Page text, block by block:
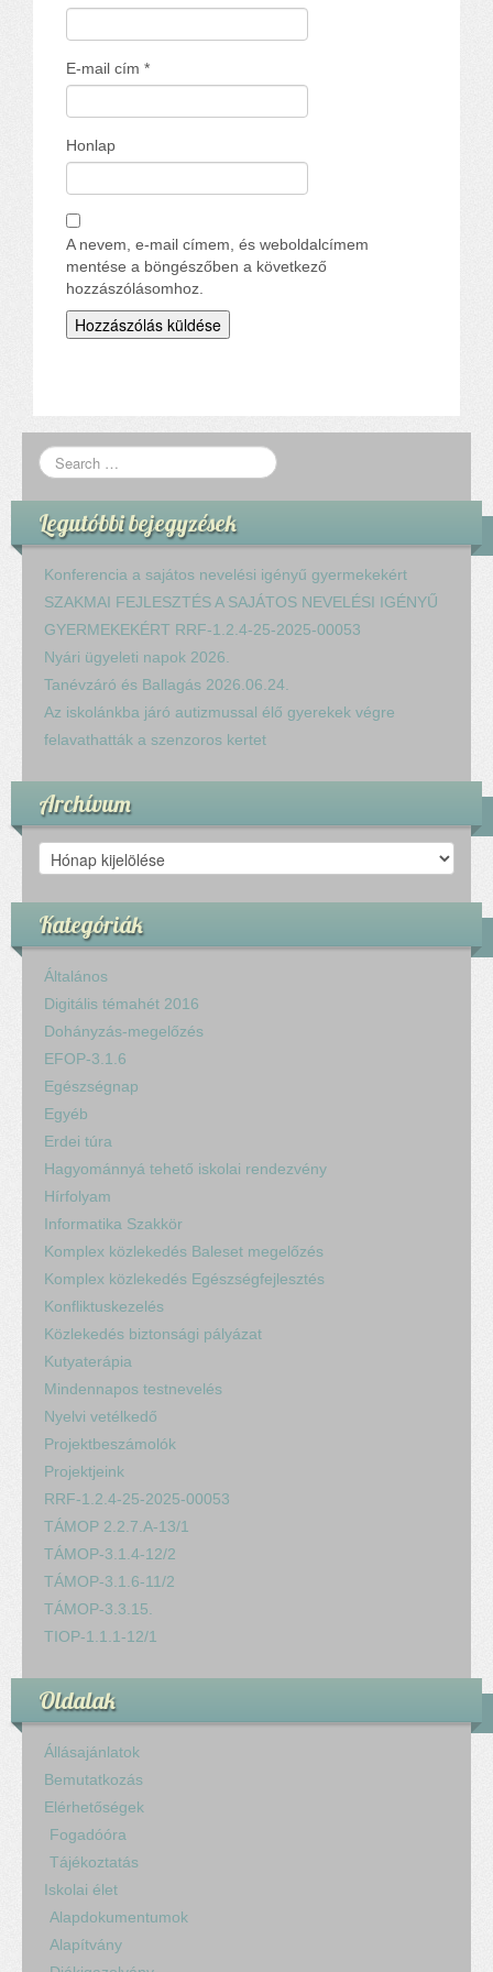
E-mail cím *
Honlap
A nevem, e-mail címem, és weboldalcímem
mentése a böngészőben a következő
hozzászólásomhoz.
Legutóbbi bejegyzések
Konferencia a sajátos nevelési igényű gyermekekért
SZAKMAI FEJLESZTÉS A SAJÁTOS NEVELÉSI IGÉNYŰ
GYERMEKEKÉRT RRF-1.2.4-25-2025-00053
Nyári ügyeleti napok 2026.
Tanévzáró és Ballagás 2026.06.24.
Az iskolánkba járó autizmussal élő gyerekek végre
felavathatták a szenzoros kertet
Archívum
Archívum
Kategóriák
Általános
Digitális témahét 2016
Dohányzás-megelőzés
EFOP-3.1.6
Egészségnap
Egyéb
Erdei túra
Hagyománnyá tehető iskolai rendezvény
Hírfolyam
Informatika Szakkör
Komplex közlekedés Baleset megelőzés
Komplex közlekedés Egészségfejlesztés
Konfliktuskezelés
Közlekedés biztonsági pályázat
Kutyaterápia
Mindennapos testnevelés
Nyelvi vetélkedő
Projektbeszámolók
Projektjeink
RRF-1.2.4-25-2025-00053
TÁMOP 2.2.7.A-13/1
TÁMOP-3.1.4-12/2
TÁMOP-3.1.6-11/2
TÁMOP-3.3.15.
TIOP-1.1.1-12/1
Oldalak
Állásajánlatok
Bemutatkozás
Elérhetőségek
Fogadóóra
Tájékoztatás
Iskolai élet
Alapdokumentumok
Alapítvány